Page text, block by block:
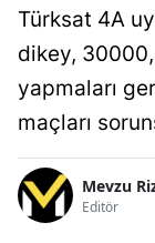
Türksat 4A
dikey,
yapmaları
maçları
Mevzu
Editör